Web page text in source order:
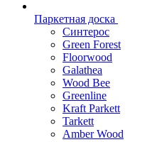
Паркетная доска
Синтерос
Green Forest
Floorwood
Galathea
Wood Bee
Greenline
Kraft Parkett
Tarkett
Amber Wood